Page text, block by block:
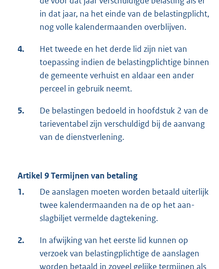
in dat jaar, na het einde van de belastingplicht,
nog volle kalendermaanden overblijven.
4.
Het tweede en het derde lid zijn niet van
toepassing indien de belastingplichtige binnen
de gemeente verhuist en aldaar een ander
perceel in gebruik neemt.
5.
De belastingen bedoeld in hoofdstuk 2 van de
tarieventabel zijn verschuldigd bij de aanvang
van de dienstverlening.
Artikel 9 Termijnen van betaling
1.
De aanslagen moeten worden betaald uiterlijk
twee kalendermaanden na de op het aan­
slagbiljet vermelde dagtekening.
2.
In afwijking van het eerste lid kunnen op
verzoek van belastingplichtige de aanslagen
worden betaald in zoveel gelijke termijnen als